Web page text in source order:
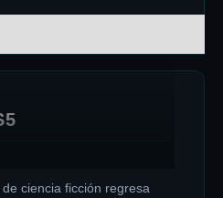
ciencia ficción regresa